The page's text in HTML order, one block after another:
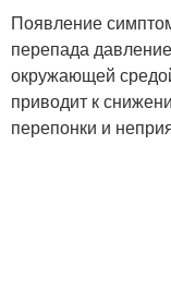
Появление
перепада
окружающей
приводит к
перепонки и